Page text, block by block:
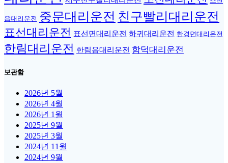
읍대리운전 중문대리운전 친구빨리대리운전
표선대리운전 표선면대리운전 하귀대리운전 한경면대리운전
한림대리운전 한림읍대리운전 함덕대리운전
보관함
2026년 5월
2026년 4월
2026년 1월
2025년 9월
2025년 3월
2024년 11월
2024년 9월